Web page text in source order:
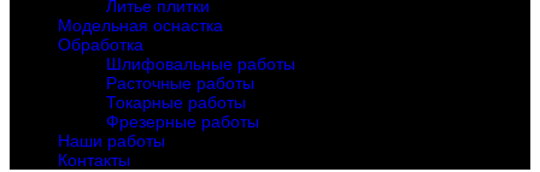
Литье плитки
Модельная оснастка
Обработка
Шлифовальные работы
Расточные работы
Токарные работы
Фрезерные работы
Наши работы
Контакты